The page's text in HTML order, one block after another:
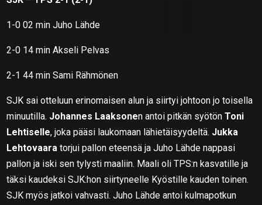
1-0 02 min Juho Lähde
2-0 14 min Akseli Pelvas
2-1 44 min Sami Rähmönen
SJK sai otteluun erinomaisen alun ja siirtyi johtoon jo toisella
minuutilla. Johannes Laaksonen antoi pitkän syötönToni
Lehtiselle, joka pääsi laukomaan lähietäisyydeltä. Jukka
Lehtovaara torjui pallon eteensä ja Juho Lähde nappasi
pallon ja iski sen tylysti maaliin. Maali oli TPS:n kasvatille ja
täksi kaudeksi SJK:hon siirtyneelle Kyöstille kauden toinen.
SJK myös jatkoi vahvasti. Juho Lähde antoi kulmapotkun